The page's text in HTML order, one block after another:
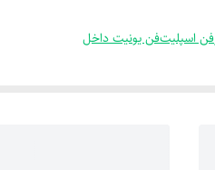
فن اسپلیتفن یونیت داخل